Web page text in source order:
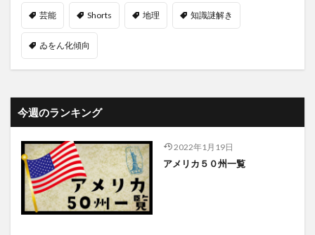
芸能 Shorts 地理 知識謎解き
ゐをん化傾向
今週のランキング
2022年1月19日
アメリカ５０州一覧